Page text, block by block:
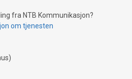
fra NTB Kommunikasjon?
om tjenesten